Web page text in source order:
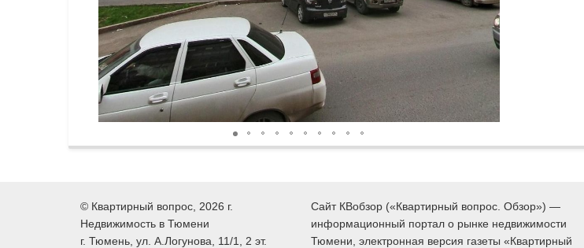
© Квартирный вопрос , 2026 г.
Недвижимость в Тюмени
г. Тюмень , ул. А.Логунова, 11/1, 2 эт.
Сайт КВобзор («Квартирный вопрос. Обзор») —
информационный портал о рынке недвижимости
Тюмени, электронная версия газеты «Квартирный